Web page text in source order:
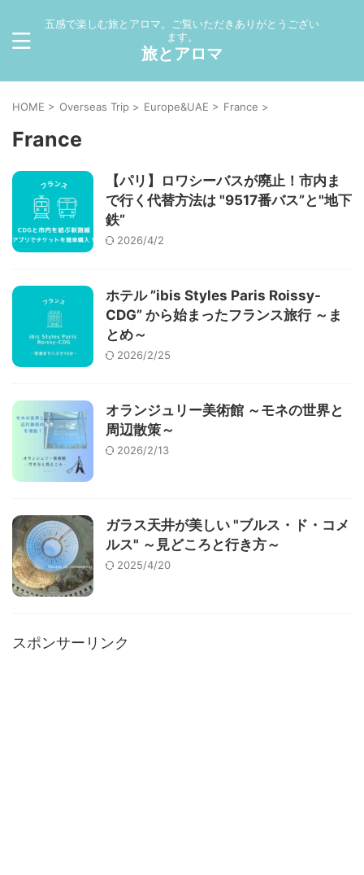
五感で楽しむ旅とアロマ。ご覧いただきありがとうござい
ます。
旅とアロマ
HOME > Overseas Trip > Europe&UAE > France >
France
【パリ】ロワシーバスが廃止！市内ま
で行く代替方法は "9517番バス”と"地下
鉄”
2026/4/2
ホテル ”ibis Styles Paris Roissy-
CDG” から始まったフランス旅行 ～ま
とめ～
2026/2/25
オランジュリー美術館 ～モネの世界と
周辺散策～
2026/2/13
ガラス天井が美しい "ブルス・ド・コメ
ルス" ～見どころと行き方～
2025/4/20
スポンサーリンク